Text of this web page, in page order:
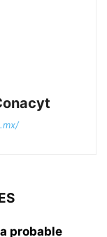
probable